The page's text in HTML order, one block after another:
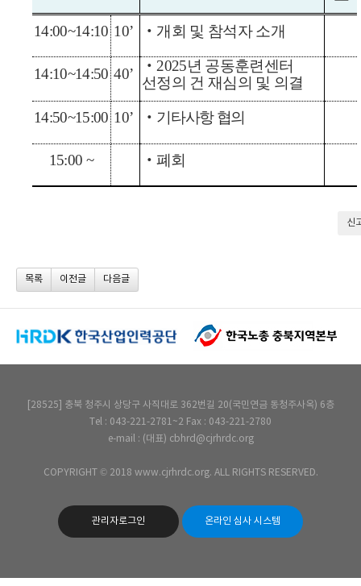
14:00~14:10 10’ ‧ 개회 및 참석자 소개
14:10~14:50 40’ ‧ 2025년 공동훈련센터
선정의 건 재심의 및 의결
14:50~15:00 10’ ‧ 기타사항 협의
15:00 ~ ‧폐회
신
목록 이전글 다음글
[28525] 충북 청주시 상당구 사직대로 362번길 20(국민연금 동청주사옥) 6층
Tel : 043-221-2781~2 Fax : 043-221-2780
e-mail : (대표) cbhrd@cjrhrdc.org
COPYRIGHT © 2018 www.cjrhrdc.org. ALL RIGHTS RESERVED.
관리자로그인 온라인 심사 시스템